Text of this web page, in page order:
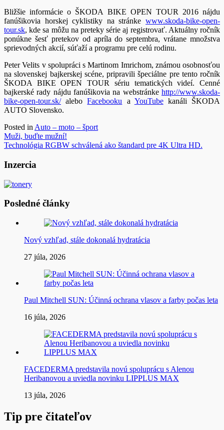
Bližšie informácie o ŠKODA BIKE OPEN TOUR 2016 nájdu
fanúšikovia horskej cyklistiky na stránke www.skoda-bike-open-
tour.sk, kde sa môžu na preteky série aj registrovať. Aktuálny ročník
ponúkne šesť pretekov od apríla do septembra, vrátane množstva
sprievodných akcií, súťaží a programu pre celú rodinu.
Peter Velits v spolupráci s Martinom Imrichom, známou osobnosťou
na slovenskej bajkerskej scéne, pripravili špeciálne pre tento ročník
ŠKODA BIKE OPEN TOUR sériu tematických videí. Cenné
bajkerské rady nájdu fanúšikovia na webstránke http://www.skoda-
bike-open-tour.sk/aleboFacebooku a YouTubekanáli ŠKODA
AUTO Slovensko.
Posted in Auto – moto – šport
Navigácia
v
článku
Muži, buďte mužní!
Technológia RGBW schválená ako štandard pre 4K Ultra HD.
Inzercia
Posledné články
Nový vzhľad, stále dokonalá hydratácia
27 júla, 2026
Paul Mitchell SUN: Účinná ochrana vlasov a farby počas leta
16 júla, 2026
FACEDERMA predstavila novú spoluprácu s Alenou
Heribanovou a uviedla novinku LIPPLUS MAX
13 júla, 2026
Tip pre čitateľov